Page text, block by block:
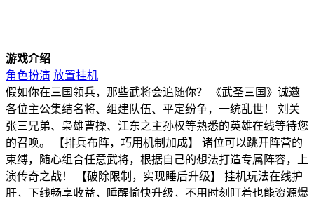
游戏介绍
角色扮演 放置挂机
假如你在三国领兵，那些武将会追随你？ 《武圣三国》诚邀
各位主公集结名将、组建队伍、平定纷争，一统乱世！ 刘关
张三兄弟、枭雄曹操、江东之主孙权等熟悉的英雄在线等待您
的召唤。 【排兵布阵，巧用机制加成】 诸位可以跳开阵营的
束缚，随心组合任意武将，根据自己的想法打造专属阵容，上
演传奇之战！ 【破除限制，实现睡后升级】 挂机玩法在线护
肝，下线畅享收益，睡醒愉快升级，不用时刻盯着也能资源爆